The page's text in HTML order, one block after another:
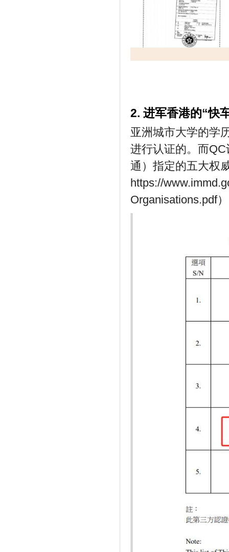
2. 进军香港的“快
亚洲城市大学的学
进行认证的。而
通）指定的五大权
https://
Organisations.pdf）